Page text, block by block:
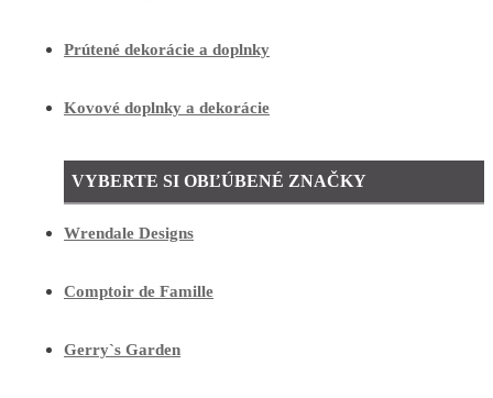
Prútené dekorácie a doplnky
Kovové doplnky a dekorácie
VYBERTE SI OBĽÚBENÉ ZNAČKY
Wrendale Designs
Comptoir de Famille
Gerry`s Garden